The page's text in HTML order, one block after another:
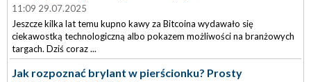
11:09 29.07.2025
Jeszcze kilka lat temu kupno kawy za Bitcoina wydawało się
ciekawostką technologiczną albo pokazem możliwości na branżowych
targach. Dziś coraz ...
Jak rozpoznać brylant w pierścionku? Prosty